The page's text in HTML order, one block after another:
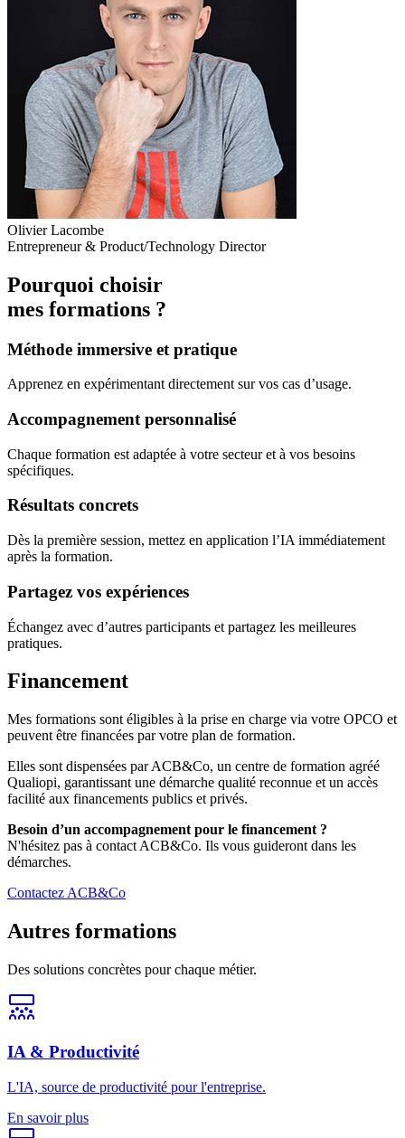
Olivier Lacombe
Entrepreneur & Product/Technology Director
Pourquoi choisir
mes formations ?
Méthode immersive et pratique
Apprenez en expérimentant directement sur vos cas d’usage.
Accompagnement personnalisé
Chaque formation est adaptée à votre secteur et à vos besoins
spécifiques.
Résultats concrets
Dès la première session, mettez en application l’IA immédiatement
après la formation.
Partagez vos expériences
Échangez avec d’autres participants et partagez les meilleures
pratiques.
Financement
Mes formations sont éligibles à la prise en charge via votre OPCO et
peuvent être financées par votre plan de formation.
Elles sont dispensées par ACB&Co, un centre de formation agréé
Qualiopi, garantissant une démarche qualité reconnue et un accès
facilité aux financements publics et privés.
Besoin d’un accompagnement pour le financement ?
N'hésitez pas à contact ACB&Co. Ils vous guideront dans les
démarches.
Contactez ACB&Co
Autres formations
Des solutions concrètes pour chaque métier.
IA & Productivité
L'IA, source de productivité pour l'entreprise.
En savoir plus